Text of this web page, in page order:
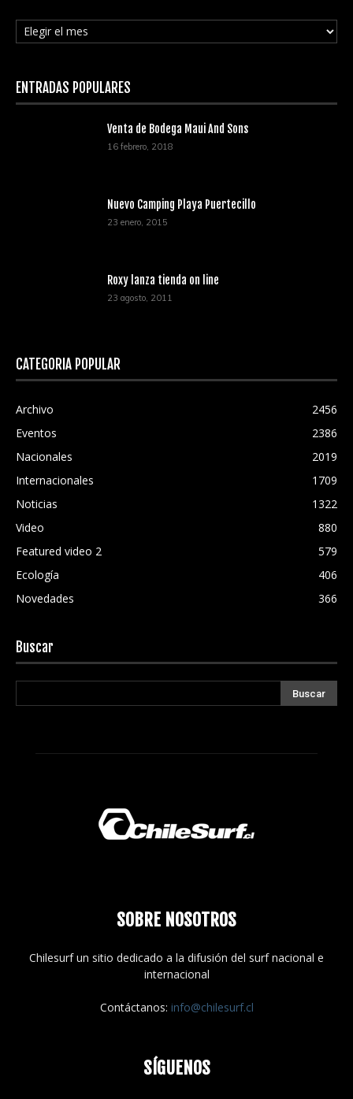
Archivos
ENTRADAS POPULARES
Venta de Bodega Maui And Sons
16 febrero, 2018
Nuevo Camping Playa Puertecillo
23 enero, 2015
Roxy lanza tienda on line
23 agosto, 2011
CATEGORÍA POPULAR
Archivo
2456
Eventos
2386
Nacionales
2019
Internacionales
1709
Noticias
1322
Video
880
Featured video 2
579
Ecología
406
Novedades
366
Buscar
SOBRE NOSOTROS
Chilesurf un sitio dedicado a la difusión del surf nacional e
internacional
Contáctanos: info@chilesurf.cl
SÍGUENOS